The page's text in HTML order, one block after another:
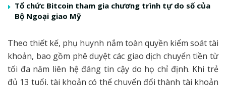
Tổ chức Bitcoin tham gia chương trình tự do số của
Bộ Ngoại giao Mỹ
Theo thiết kế, phụ huynh nắm toàn quyền kiểm soát tài
khoản, bao gồm phê duyệt các giao dịch chuyển tiền từ
tối đa năm liên hệ đáng tin cậy do họ chỉ định. Khi trẻ
đủ 13 tuổi, tài khoản có thể chuyển đổi thành tài khoản